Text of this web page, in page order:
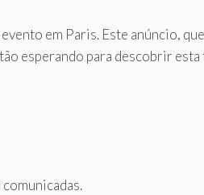
em Paris. Este anúncio,
esperando para descobrir esta